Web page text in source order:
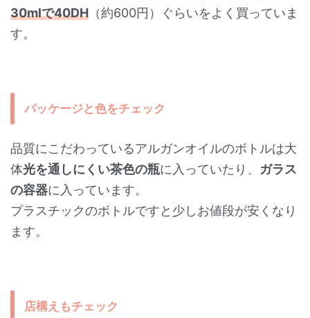
30mlで40DH （約600円）ぐらいをよく買っていま
す。
パッケージと色をチェック
品質にこだわっているアルガンオイルのボトルは大
体光を通しにくい茶色の瓶に入っていたり、 ガラス
の容器に入っています。
プラスチックのボトルですと少しお値段が安くなり
ます。
店構えもチェック